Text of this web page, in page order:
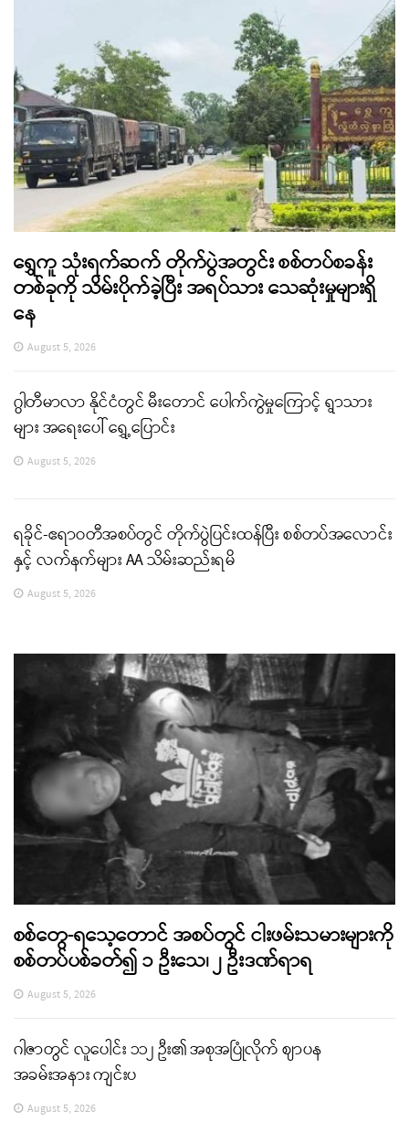
ရွှေကူ သုံးရက်ဆက် တိုက်ပွဲအတွင်း စစ်တပ်စခန်း
တစ်ခုကို သိမ်းပိုက်ခဲ့ပြီး အရပ်သား သေဆုံးမှုများရှိ
နေ
August 5, 2026
ဂွါတီမာလာ နိုင်ငံတွင် မီးတောင် ပေါက်ကွဲမှုကြောင့် ရွာသား
များ အရေးပေါ် ရွှေ့ပြောင်း
August 5, 2026
ရခိုင်-ဧရာဝတီအစပ်တွင် တိုက်ပွဲပြင်းထန်ပြီး စစ်တပ်အလောင်း
နှင့် လက်နက်များ AA သိမ်းဆည်းရမိ
August 5, 2026
စစ်တွေ-ရသေ့တောင် အစပ်တွင် ငါးဖမ်းသမားများကို
စစ်တပ်ပစ်ခတ်၍ ၁ ဦးသေ၊ ၂ ဦးဒဏ်ရာရ
August 5, 2026
ဂါဇာတွင် လူပေါင်း ၁၁၂ ဦး၏ အစုအပြုံလိုက် ဈာပန
အခမ်းအနား ကျင်းပ
August 5, 2026